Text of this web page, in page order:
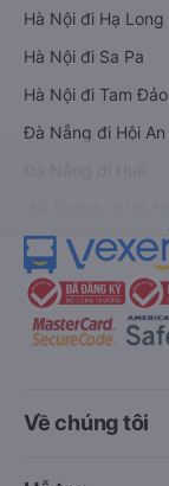
Hà Nội đi Hạ Long
Hà Nội đi Sa Pa
Hà Nội đi Tam Đảo
Đà Nẵng đi Hội An
Về chúng tôi